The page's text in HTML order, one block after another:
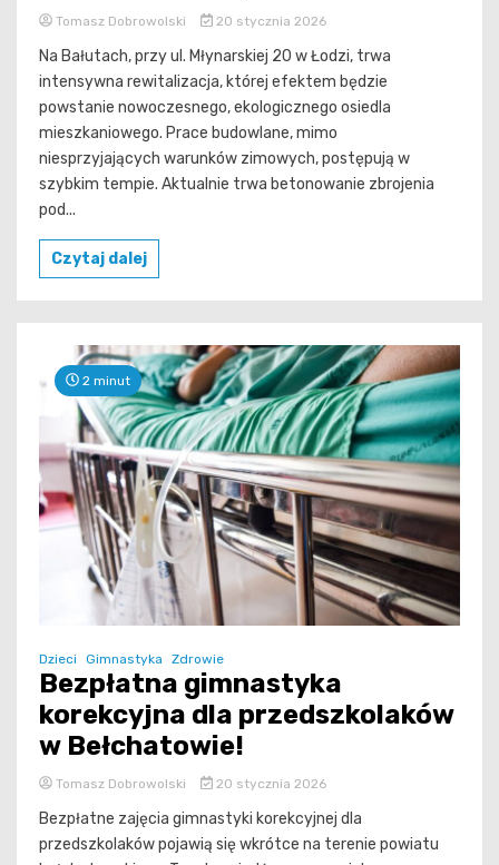
Tomasz Dobrowolski 20 stycznia 2026
Na Bałutach, przy ul. Młynarskiej 20 w Łodzi, trwa
intensywna rewitalizacja, której efektem będzie
powstanie nowoczesnego, ekologicznego osiedla
mieszkaniowego. Prace budowlane, mimo
niesprzyjających warunków zimowych, postępują w
szybkim tempie. Aktualnie trwa betonowanie zbrojenia
pod...
Czytaj dalej
2 minut
Dzieci Gimnastyka Zdrowie
Bezpłatna gimnastyka
korekcyjna dla przedszkolaków
w Bełchatowie!
Tomasz Dobrowolski 20 stycznia 2026
Bezpłatne zajęcia gimnastyki korekcyjnej dla
przedszkolaków pojawią się wkrótce na terenie powiatu